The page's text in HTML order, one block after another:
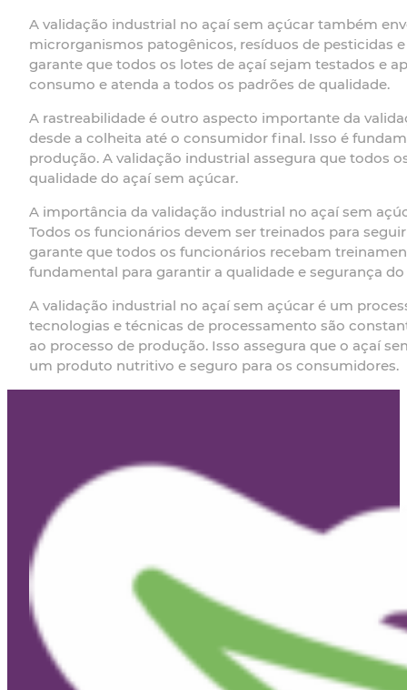
A validação industrial no açaí sem açúcar também
microrganismos patogênicos, resíduos de pesticidas
garante que todos os lotes de açaí sejam testados e
consumo e atenda a todos os padrões de qualidade.
A rastreabilidade é outro aspecto importante da
desde a colheita até o consumidor final. Isso é
produção. A validação industrial assegura que todos
qualidade do açaí sem açúcar.
A importância da validação industrial no açaí sem
Todos os funcionários devem ser treinados para
garante que todos os funcionários recebam
fundamental para garantir a qualidade e segurança
A validação industrial no açaí sem açúcar é um
tecnologias e técnicas de processamento são
ao processo de produção. Isso assegura que o açaí
um produto nutritivo e seguro para os consumidores.